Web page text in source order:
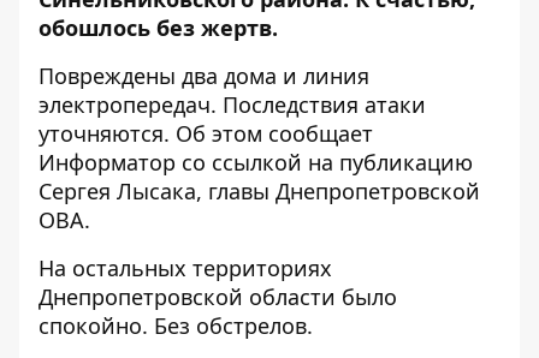
обошлось без жертв.
Повреждены два дома и линия
электропередач. Последствия атаки
уточняются. Об этом сообщает
Информатор со ссылкой на публикацию
Сергея Лысака, главы Днепропетровской
ОВА.
На остальных территориях
Днепропетровской области было
спокойно. Без обстрелов.